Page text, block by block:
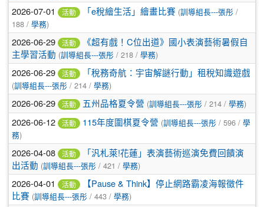
2026-07-01 活動 「e稅繪生活」繪畫比賽 (訓導組長---張彤 /
188 / 學務)
2026-06-29 活動
《超有戲！C位出道》國小表演藝術暑假自
主學習活動 (訓導組長---張彤 / 218 / 學務)
2026-06-29 活動 「稅務奇航：宇宙解謎行動」租稅知識遊戲
(訓導組長---張彤 / 214 / 學務)
2026-06-29 活動 五州品格夏令營 (訓導組長---張彤 / 214 / 學務)
2026-06-12 活動 115年度圍棋夏令營 (訓導組長---張彤 / 596 / 學
務)
2026-04-08 活動
「汎札萊!花蓮」表演藝術巡演免費回饋演
出活動 (訓導組長---張彤 / 421 / 學務)
2026-04-01 活動
【Pause & Think】停止網路霸凌海報徵件
比賽 (訓導組長---張彤 / 443 / 學務)